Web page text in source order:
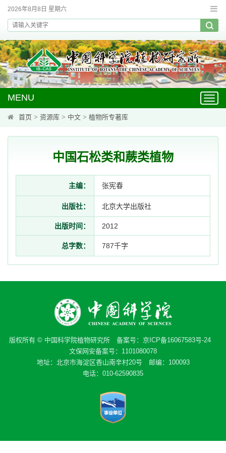
2026年8月8日 星期六
MENU
首页 > 资源库 > 中文 > 植物所专著库
中国石松类和蕨类植物
主编： 张宪春
出版社： 北京大学出版社
出版时间： 2012
总字数： 787千字
版权所有 © 中国科学院植物研究所 备案号： 京ICP备16067583号-24
文保网安备案号：1101080078
地址：北京市海淀区香山南辛村20号 邮编：100093
电话：010-62590835